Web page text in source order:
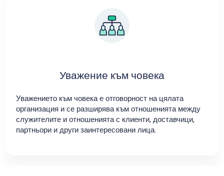
Уважение към човека
Уважението към човека е отговорност на цялата
организация и се разширява към отношенията между
служителите и отношенията с клиенти, доставчици,
партньори и други заинтересовани лица.